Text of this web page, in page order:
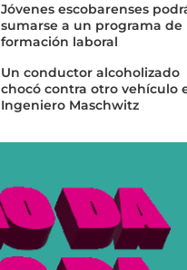
Jóvenes escobarenses
sumarse a un programa de
formación laboral
Un conductor alcoholizado
chocó contra otro vehículo
Ingeniero Maschwitz